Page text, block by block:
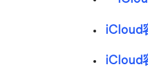
iCloud
iCloud